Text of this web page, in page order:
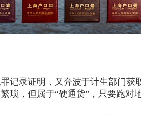
录证明，又奔波于计生部门获
，但属于“硬通货”，只要跑对